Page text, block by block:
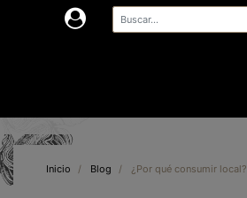
Inicio / Blog / ¿Por qué consumir local?